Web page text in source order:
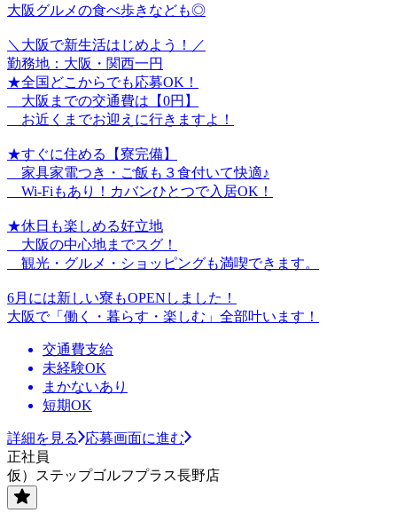
大阪グルメの食べ歩きなども◎
＼大阪で新生活はじめよう！／
勤務地：大阪・関西一円
★全国どこからでも応募OK！
大阪までの交通費は【0円】
お近くまでお迎えに行きますよ！
★すぐに住める【寮完備】
家具家電つき・ご飯も３食付いて快適♪
Wi-Fiもあり！カバンひとつで入居OK！
★休日も楽しめる好立地
大阪の中心地までスグ！
観光・グルメ・ショッピングも満喫できます。
6月には新しい寮もOPENしました！
大阪で「働く・暮らす・楽しむ」全部叶います！
交通費支給
未経験OK
まかないあり
短期OK
詳細を見る
応募画面に進む
正社員
仮）ステップゴルフプラス長野店